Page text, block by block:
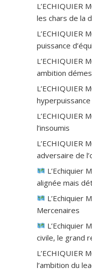
L’ECHIQUIER
les chars de la
L’ECHIQUIER
puissance
L’ECHIQUIER
ambition
L’ECHIQUIER
hyperpuissance
L’ECHIQUIER
l’insoumis
L’ECHIQUIER
adversaire de
L’Echiquier
alignée mais
L’Echiquier
Mercenaires
L’Echiquier
civile, le grand
L’ECHIQUIER
l’ambition du